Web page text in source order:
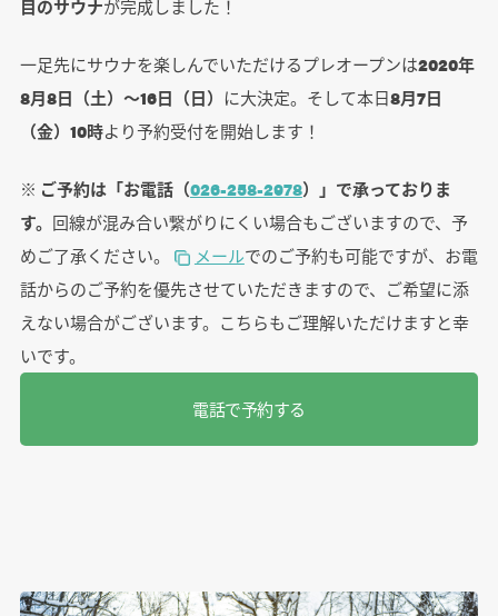
目のサウナが完成しました！
一足先にサウナを楽しんでいただけるプレオープンは2020年
8月8日（土）～16日（日） に大決定。そして本日8月7日
（金）10時より予約受付を開始します！
※ ご予約は「お電話（026-258-2978）」で承っておりま
す。 回線が混み合い繋がりにくい場合もございますので、予
めご了承ください。
メールでのご予約も可能ですが、お電
話からのご予約を優先させていただきますので、ご希望に添
えない場合がございます。こちらもご理解いただけますと幸
いです。
電話で予約する